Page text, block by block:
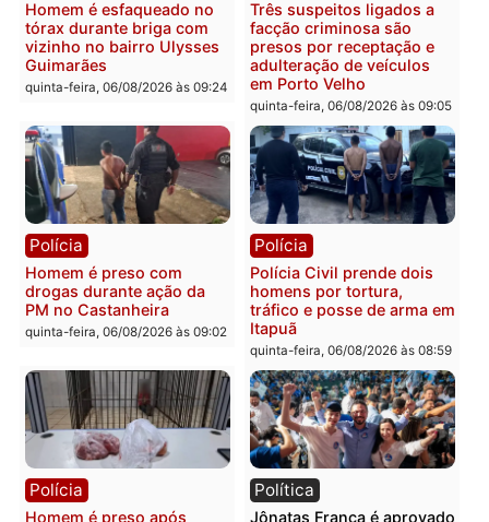
Tragédia na BR-364:
colisão entre caminhão e
carro deixa quatro mortos
em Porto Velho
quinta-feira, 06/08/2026 às 20:51
Política
Ministro Dias Tofolli , do
TSE, determina
e processamento da
que pode levar à perda
mandato da prefeita de
Pimenta Bueno
quinta-feira, 06/08/2026 às
Polícia
Policiais militares
recuperam moto furtada e
prendem trio na zona
Leste
Polícia
Jovem é encontrado
na Rua dos Cravos e
é investigado pela
em RO